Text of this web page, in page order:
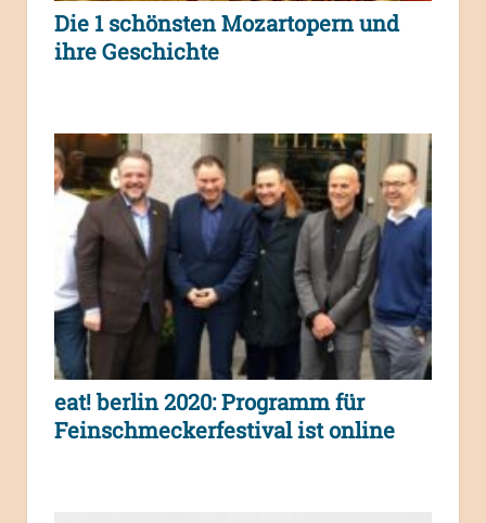
Die 1 schönsten Mozartopern und
ihre Geschichte
eat! berlin 2020: Programm für
Feinschmeckerfestival ist online